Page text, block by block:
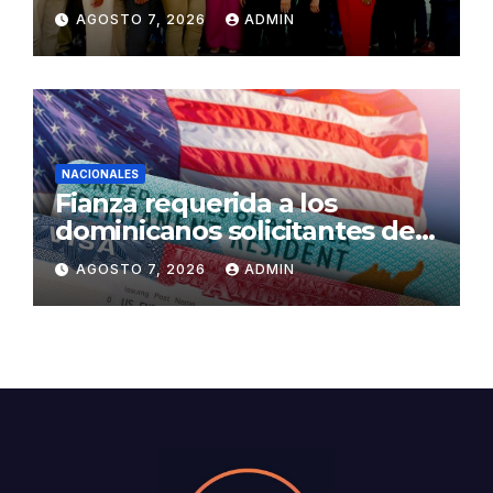
pago de la Evaluación del
Desempeño
AGOSTO 7, 2026 ADMIN
NACIONALES
Fianza requerida a los
dominicanos solicitantes de
residencia a EE. UU. será de
US$100,000 en adelante
AGOSTO 7, 2026 ADMIN